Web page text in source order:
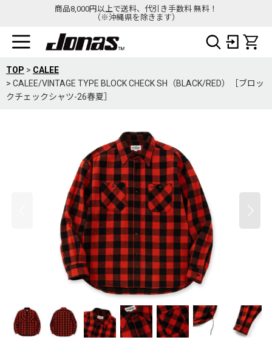
商品8,000円以上で送料、代引き手数料 無料！
（※沖縄県を除きます）
TOP > CALEE
> CALEE/VINTAGE TYPE BLOCK CHECK SH（BLACK/RED）［ブロッ
クチェックシャツ-26春夏］